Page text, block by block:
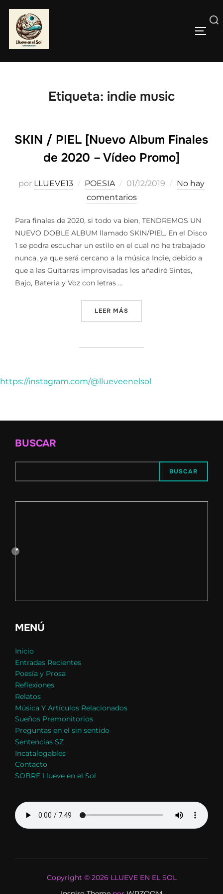
contenido
Buscar:
Etiqueta: indie music
SKIN / PIEL [Nuevo Album Finales
de 2020 – Vídeo Promo]
por LLUEVE13 POESIA
Publicado
el
01/12/2019
No hay
comentarios
Para finales de 2020, si todo va bien, TENDREMOS UN
NUEVO DOBLE ALBUM llamado SKIN/PIEL. En el Disco
1 se podra escuchar un estilo en el cual no he trabajado
nunca, ya que será cercano a la música Indie, debido a
que a las Guitarras improvisadas les añadiré Sintes,
Bajo, Bateria y Voz con letras …
LEER MÁS
https://instagram.com/@llueveenelsol
BUSCAR
BUSCAR
MENÚ
Inicio
Entradas Recientes
Poesía y Prosa
Reflexiones
Relatos
Música Y Artículos Relacionados
Sueños Premonitorios
Preguntas en el sin sentido
Sentencias SZ
Incatalogables
Contacto
SOBRE Llueve en el Sol
Copyright © 2026 LLUEVE EN EL SOL